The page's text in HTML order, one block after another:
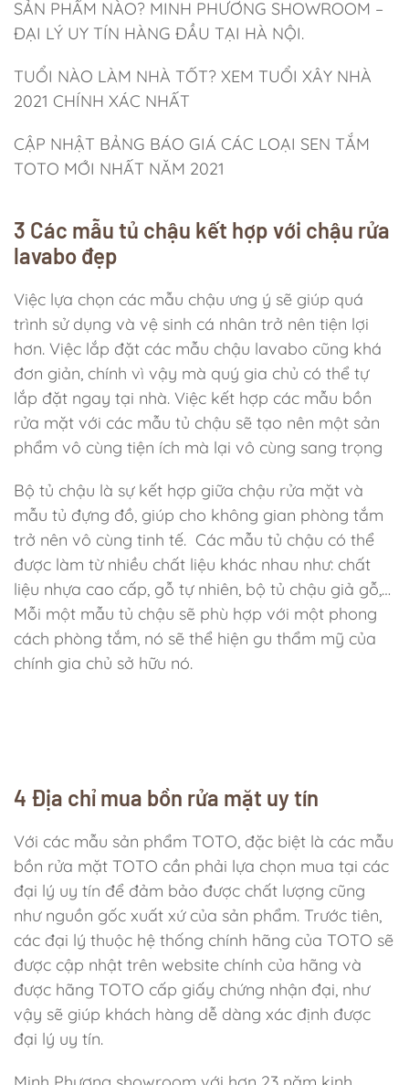
SẢN PHẨM NÀO? MINH PHƯƠNG SHOWROOM –
ĐẠI LÝ UY TÍN HÀNG ĐẦU TẠI HÀ NỘI.
TUỔI NÀO LÀM NHÀ TỐT? XEM TUỔI XÂY NHÀ
2021 CHÍNH XÁC NHẤT
CẬP NHẬT BẢNG BÁO GIÁ CÁC LOẠI SEN TẮM
TOTO MỚI NHẤT NĂM 2021
3 Các mẫu tủ chậu kết hợp với chậu rửa
lavabo đẹp
Việc lựa chọn các mẫu chậu ưng ý sẽ giúp quá
trình sử dụng và vệ sinh cá nhân trở nên tiện lợi
hơn. Việc lắp đặt các mẫu chậu lavabo cũng khá
đơn giản, chính vì vậy mà quý gia chủ có thể tự
lắp đặt ngay tại nhà. Việc kết hợp các mẫu bồn
rửa mặt với các mẫu tủ chậu sẽ tạo nên một sản
phẩm vô cùng tiện ích mà lại vô cùng sang trọng
Bộ tủ chậu là sự kết hợp giữa chậu rửa mặt và
mẫu tủ đựng đồ, giúp cho không gian phòng tắm
trở nên vô cùng tinh tế. Các mẫu tủ chậu có thể
được làm từ nhiều chất liệu khác nhau như: chất
liệu nhựa cao cấp, gỗ tự nhiên, bộ tủ chậu giả gỗ,…
Mỗi một mẫu tủ chậu sẽ phù hợp với một phong
cách phòng tắm, nó sẽ thể hiện gu thẩm mỹ của
chính gia chủ sở hữu nó.
4 Địa chỉ mua bồn rửa mặt uy tín
Với các mẫu sản phẩm TOTO, đặc biệt là các mẫu
bồn rửa mặt TOTO cần phải lựa chọn mua tại các
đại lý uy tín để đảm bảo được chất lượng cũng
như nguồn gốc xuất xứ của sản phẩm. Trước tiên,
các đại lý thuộc hệ thống chính hãng của TOTO sẽ
được cập nhật trên website chính của hãng và
được hãng TOTO cấp giấy chứng nhận đại, như
vậy sẽ giúp khách hàng dễ dàng xác định được
đại lý uy tín.